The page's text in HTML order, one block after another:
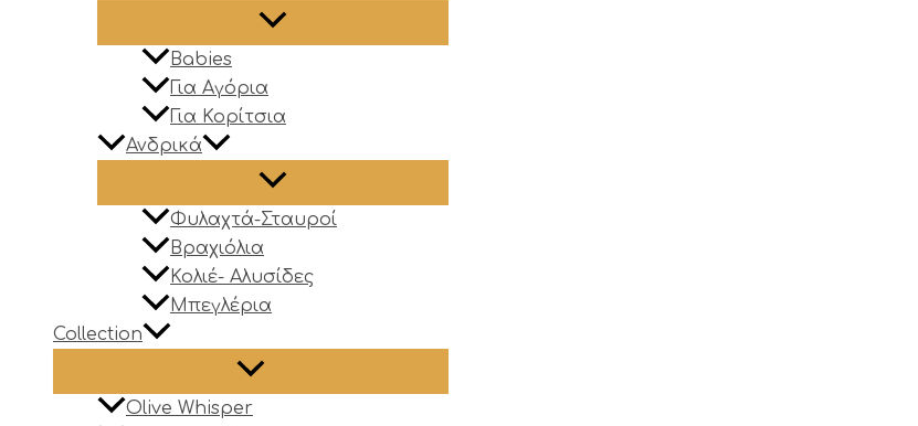
Babies
Για Αγόρια
Για Κορίτσια
Ανδρικά
Φυλαχτά-Σταυροί
Βραχιόλια
Κολιέ- Αλυσίδες
Μπεγλέρια
Collection
Olive Whisper